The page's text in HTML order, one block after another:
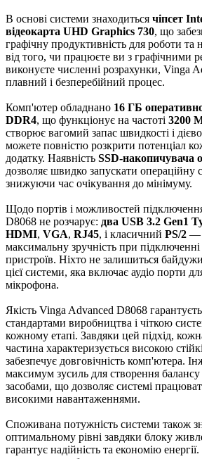
В основі системи знаходиться чіпсет
відеокарта UHD Graphics 730, що
графічну продуктивність для роботи
від того, чи працюєте ви з графічними
виконуєте численні розрахунки, Vinga
плавний і безперебійний процес.
Комп'ютер обладнано 16 ГБ
DDR4, що функціонує на частоті 3200
створює вагомий запас швидкості і
можете повністю розкрити потенціал
додатку. Наявність SSD-накопичувача
дозволяє швидко запускати операційну
знижуючи час очікування до мінімуму.
Щодо портів і можливостей
D8068 не розчарує: два USB 3.2 Gen1
HDMI, VGA, RJ45, і класичний PS/2 —
максимальну зручність при
пристроїв. Ніхто не залишиться
цієї системи, яка включає аудіо порти
мікрофона.
Якість Vinga Advanced D8068
стандартами виробництва і чіткою
кожному етапі. Завдяки цей підхід,
частина характеризується високою
забезпечує довговічність комп'ютера.
максимум зусиль для створення
засобами, що дозволяє системі
високими навантаженнями.
Споживана потужність системи також
оптимальному рівні завдяки блоку
гарантує надійність та економію